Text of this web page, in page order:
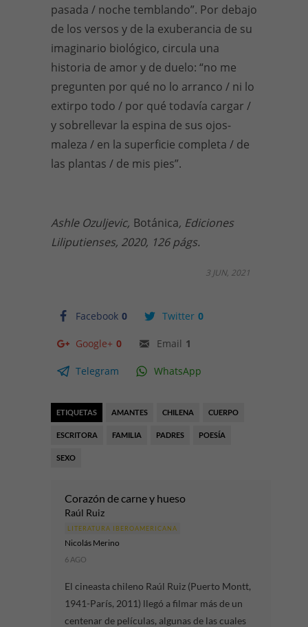
pasada / noche temblando”. Por debajo
de los versos y de la exuberancia de su
imaginario biológico, circula una
historia de amor y de duelo: “no me
pregunten por qué no lo arranco / ni lo
extirpo todo / por qué todavía cargar /
y sobrellevar la espina de sus ojos-
maleza / en la superficie completa / de
las plantas / de mis pies”.
Ashle Ozuljevic, Botánica, Ediciones
Liliputienses, 2020, 126 págs.
Facebook 0 Twitter 0
Google+ 0 Email 1
Telegram WhatsApp
3 JUN, 2021
ETIQUETAS AMANTES CHILENA CUERPO
ESCRITORA FAMILIA PADRES POESÍA
SEXO
Corazón de carne y hueso
Raúl Ruiz
LITERATURA IBEROAMERICANA
Nicolás Merino
6 AGO
El cineasta chileno Raúl Ruiz (Puerto Montt,
1941-París, 2011) llegó a filmar más de un
centenar de películas, algunas de las cuales